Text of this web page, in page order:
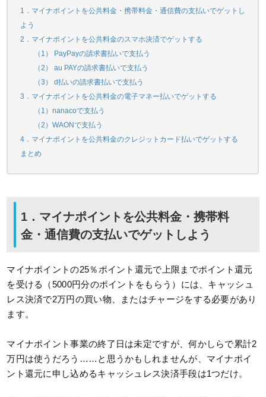
1．マイナポイントを公共料金・携帯料金・通信費の支払いでゲットし
よう
2．マイナポイントを公共料金のスマホ決済でゲットする
（1） PayPayの請求書払いで支払う
（2） au PAYの請求書払いで支払う
（3） d払いの請求書払いで支払う
3．マイナポイントを公共料金の電子マネー払いでゲットする
（1）nanacoで支払う
（2）WAONで支払う
4．マイナポイントを公共料金のクレジットカード払いでゲットする
まとめ
1．マイナポイントを公共料金・携帯料
金・通信費の支払いでゲットしよう
マイナポイントの25％ポイント還元で上限までポイント還元
を受ける（5000円分のポイントをもらう）には、キャッシュ
レス決済で2万円の買い物、またはチャージをする必要があり
ます。
マイナポイント事業の終了日は未定ですが、何かしらで累計2
万円は使うだろう……と思うかもしれませんが、マイナポイ
ント還元に申し込めるキャッシュレス決済手段は1つだけ。